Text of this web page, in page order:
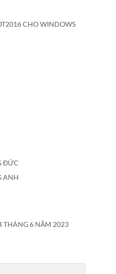
CHO WINDOWS
ĐỨC
ANH
THÁNG 6 NĂM 2023